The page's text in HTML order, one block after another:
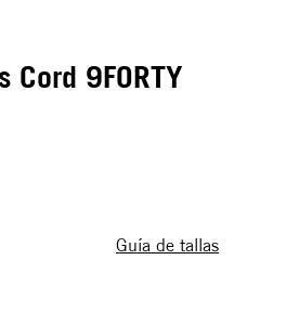
Cord 9FORTY
Guía de tallas